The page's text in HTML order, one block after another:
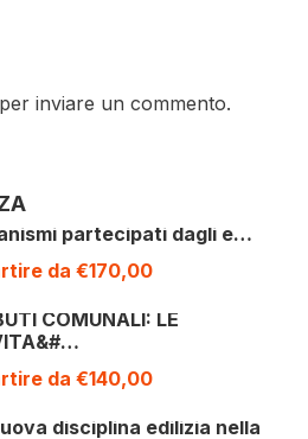
per inviare un commento.
partecipati dagli e…
da €170,00
COMUNALI: LE
da €140,00
disciplina edilizia nella